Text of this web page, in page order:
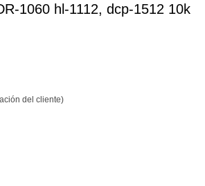
1060 hl-1112, dcp-1512 10k
del cliente)